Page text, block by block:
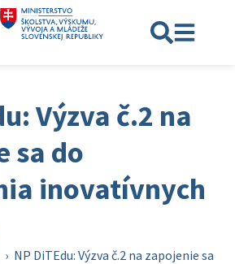
Výzva č.2 na
sa do
inovatívnych
› NP DiTEdu: Výzva č.2 na zapojenie sa